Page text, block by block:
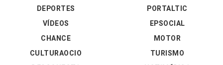
DEPORTES
VÍDEOS
PORTALTIC
EPSOCIAL
CHANCE
CULTURAOCIO
MOTOR
TURISMO